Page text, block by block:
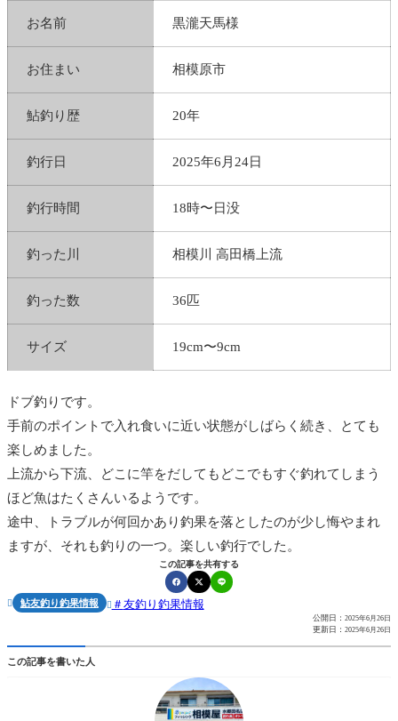
お名前 黒瀧天馬様
お住まい 相模原市
鮎釣り歴 20年
釣行日 2025年6月24日
釣行時間 18時〜日没
釣った川 相模川 高田橋上流
釣った数 36匹
サイズ 19cm〜9cm
ドブ釣りです。
手前のポイントで入れ食いに近い状態がしばらく続き、とても
楽しめました。
上流から下流、どこに竿をだしてもどこでもすぐ釣れてしまう
ほど魚はたくさんいるようです。
途中、トラブルが何回かあり釣果を落としたのが少し悔やまれ
ますが、それも釣りの一つ。楽しい釣行でした。
この記事を共有する
 鮎友釣り釣果情報  友釣り釣果情報
公開日： 2025年6月26日
更新日： 2025年6月26日
この記事を書いた人